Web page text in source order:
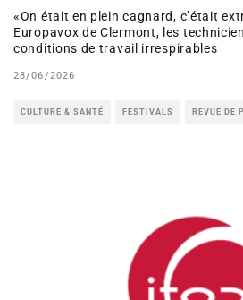
«On était en plein cagnard, c’était
Europavox de Clermont, les
conditions de travail irrespirables
28/06/2026
CULTURE & SANTÉ FESTIVALS REVUE DE